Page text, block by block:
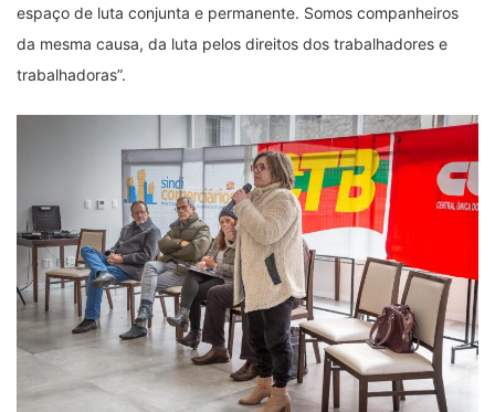
espaço de luta conjunta e permanente. Somos companheiros
da mesma causa, da luta pelos direitos dos trabalhadores e
trabalhadoras”.